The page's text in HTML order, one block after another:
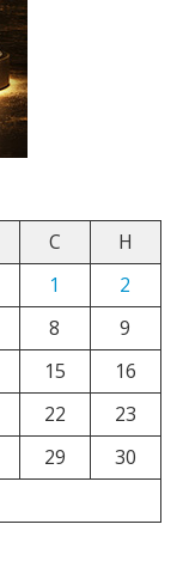
С
Н
1
2
8
9
15
16
22
23
29
30